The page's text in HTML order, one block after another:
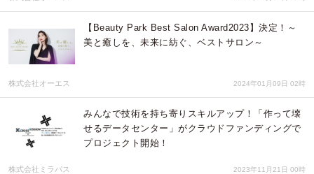
【Beauty Park Best Salon Award2023】決定！～
美と癒しを、未来に紡ぐ、ベストサロン～
株式会社オーエス 2024年01月09日 02時
みんなで技術を持ち寄りスキルアップ！「作って壊
せるデータセンター」がクラウドファンディングで
プロジェクト開始！
株式会社ミラパス 2023年11月21日 00時